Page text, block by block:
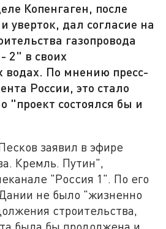
Копенгаген, после
уверток, дал согласие на
газопровода
2" в своих
водах. По мнению пресс-
России, это стало
состоялся бы и
заявил в эфире
Кремль. Путин",
"Россия 1". По его
не было "жизненно
строительства,
была бы продолжена и